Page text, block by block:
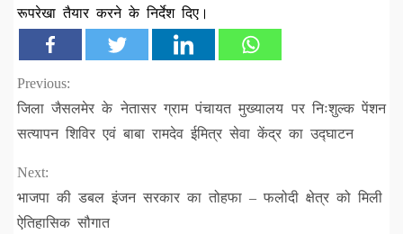
रूपरेखा तैयार करने के निर्देश दिए।
Continue
Reading
Previous:
जिला जैसलमेर के नेतासर ग्राम पंचायत मुख्यालय पर निःशुल्क पेंशन
सत्यापन शिविर एवं बाबा रामदेव ईमित्र सेवा केंद्र का उद्घाटन
Next:
भाजपा की डबल इंजन सरकार का तोहफा – फलोदी क्षेत्र को मिली
ऐतिहासिक सौगात